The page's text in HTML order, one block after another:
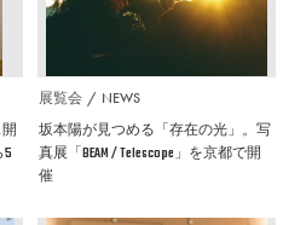
展覧会 NEWS
坂本陽が見つめる「存在の光」。写
真展「BEAM / Telescope」を京都で開
催